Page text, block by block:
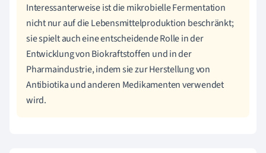
Interessanterweise ist die mikrobielle Fermentation
nicht nur auf die Lebensmittelproduktion beschränkt;
sie spielt auch eine entscheidende Rolle in der
Entwicklung von Biokraftstoffen und in der
Pharmaindustrie, indem sie zur Herstellung von
Antibiotika und anderen Medikamenten verwendet
wird.